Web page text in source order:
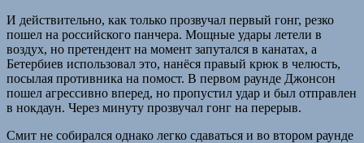
И действительно, как только прозвучал первый гонг, резко
пошел на российского панчера. Мощные удары летели в
воздух, но претендент на момент запутался в канатах, а
Бетербиев использовал это, нанёся правый крюк в челюсть,
посылая противника на помост. В первом раунде Джонсон
пошел агрессивно вперед, но пропустил удар и был отправлен
в нокдаун. Через минуту прозвучал гонг на перерыв.
Смит не собирался однако легко сдаваться и во втором раунде